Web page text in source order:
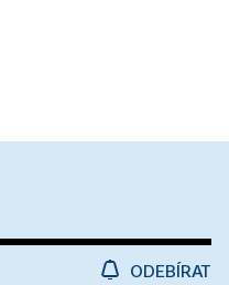
ODEBÍRAT